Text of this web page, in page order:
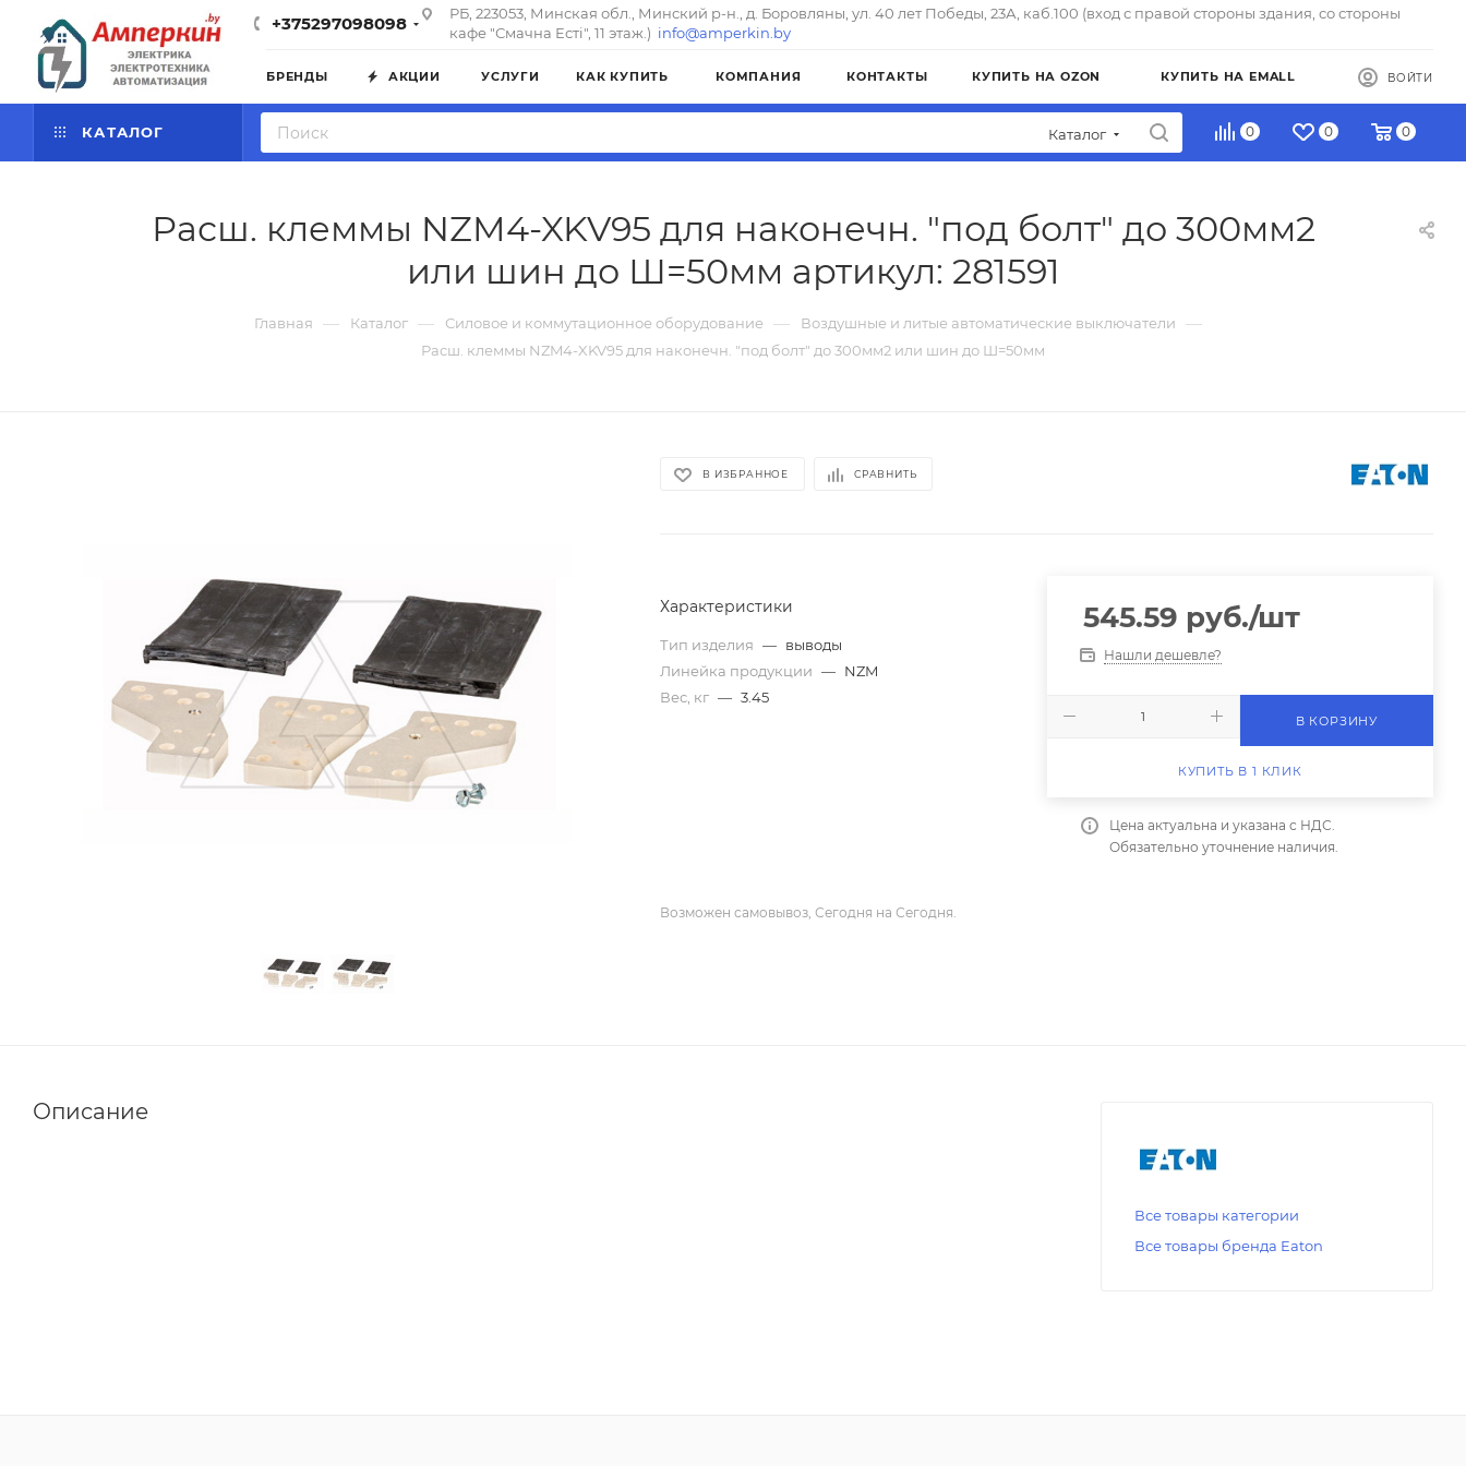
+375297098098
РБ, 223053, Минская обл., Минский р-н., д. Боровляны, ул. 40 лет Победы, 23А, каб.100 (вход с правой стороны здания, со стороны
кафе "Смачна Естi", 11 этаж.) info@amperkin.by
БРЕНДЫ АКЦИИ УСЛУГИ КАК КУПИТЬ КОМПАНИЯ КОНТАКТЫ КУПИТЬ НА OZON КУПИТЬ НА EMALL ВОЙТИ
КАТАЛОГ Каталог 0 0 0
Расш. клеммы NZM4-XKV95 для наконечн. "под болт" до 300мм2
или шин до Ш=50мм артикул: 281591
Главная — Каталог — Силовое и коммутационное оборудование — Воздушные и литые автоматические выключатели —
Расш. клеммы NZM4-XKV95 для наконечн. "под болт" до 300мм2 или шин до Ш=50мм
В ИЗБРАННОЕ СРАВНИТЬ
Характеристики
Тип изделия — выводы
Линейка продукции — NZM
Вес, кг — 3.45
545.59 руб./шт
Нашли дешевле?
В КОРЗИНУ
КУПИТЬ В 1 КЛИК
Цена актуальна и указана с НДС.
Обязательно уточнение наличия.
Возможен самовывоз, Сегодня на Сегодня.
Описание
Все товары категории
Все товары бренда Eaton